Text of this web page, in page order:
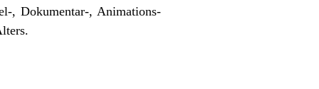
, Dokumentar-, Animations-